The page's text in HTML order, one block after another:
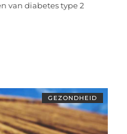
van diabetes type 2
GEZONDHEID